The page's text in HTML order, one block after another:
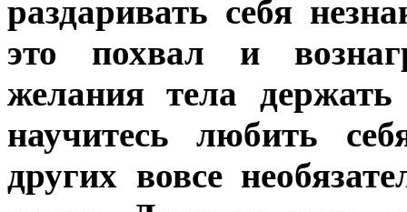
раздаривать себя
это похвал и
желания тела
научитесь любить
других вовсе